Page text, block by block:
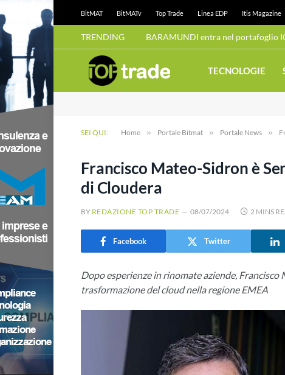
BitMAT BitMATv Top Trade Linea EDP Itis Magazine
TRENDING BARAMUNDI entra nel portafoglio
TECNOLOGIE
SEI QUI: Home » Portale Bitmat » Portale News »
Francisco Mateo-Sidron è
di Cloudera
BY REDAZIONE TOP TRADE 08/07/2024 2 MINS
Facebook Twitter
Dopo esperienze in rinomate aziende,
trasformazione del cloud nella regione EMEA